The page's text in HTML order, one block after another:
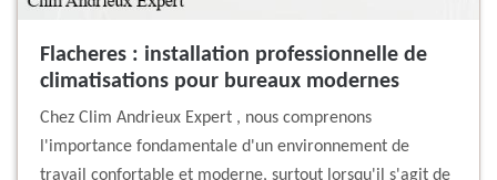
Flacheres : installation professionnelle de
climatisations pour bureaux modernes
Chez Clim Andrieux Expert , nous comprenons
l'importance fondamentale d'un environnement de
travail confortable et moderne, surtout lorsqu'il s'agit de